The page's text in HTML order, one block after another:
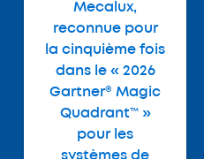
Mecalux,
reconnue pour
la cinquième fois
dans le « 2026
Gartner® Magic
Quadrant™ »
pour les
systèmes de